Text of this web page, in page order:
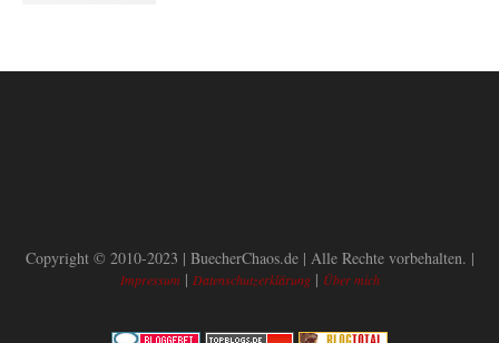
Copyright © 2010-2023 | BuecherChaos.de | Alle Rechte vorbehalten. |
Impressum | Datenschutzerklärung| Über mich